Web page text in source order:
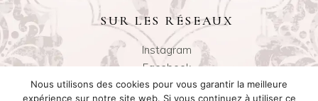
SUR LES RÉSEAUX
Instagram
Facebook
Nous utilisons des cookies pour vous garantir la meilleure
expérience sur notre site web. Si vous continuez à utiliser ce